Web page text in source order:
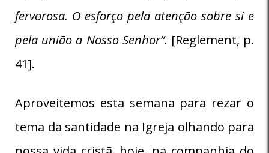
fervorosa. O esforço pela atenção sobre si e
pela união a Nosso Senhor”. [Reglement, p.
41].
Aproveitemos esta semana para rezar o
tema da santidade na Igreja olhando para